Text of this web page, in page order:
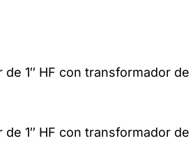
1″ HF con transformador de
1″ HF con transformador de